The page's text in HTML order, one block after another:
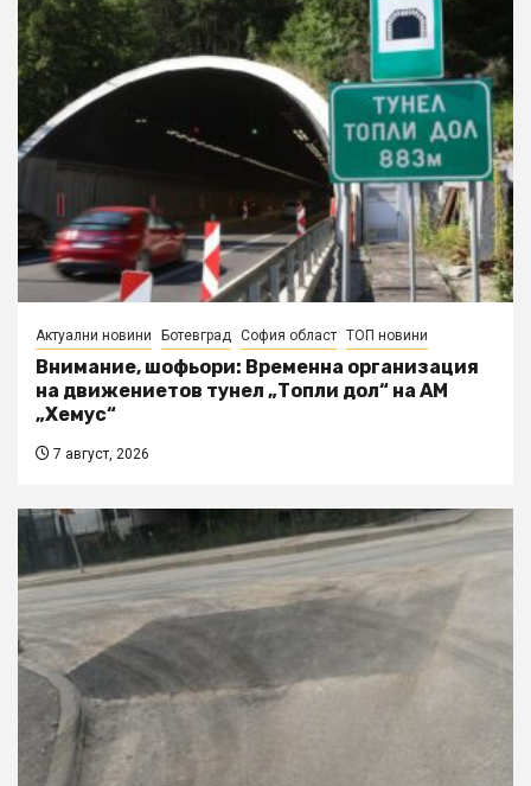
Актуални новини Ботевград София област ТОП новини
Внимание, шофьори: Временна организация
на движениетов тунел „Топли дол“ на АМ
„Хемус“
7 август, 2026